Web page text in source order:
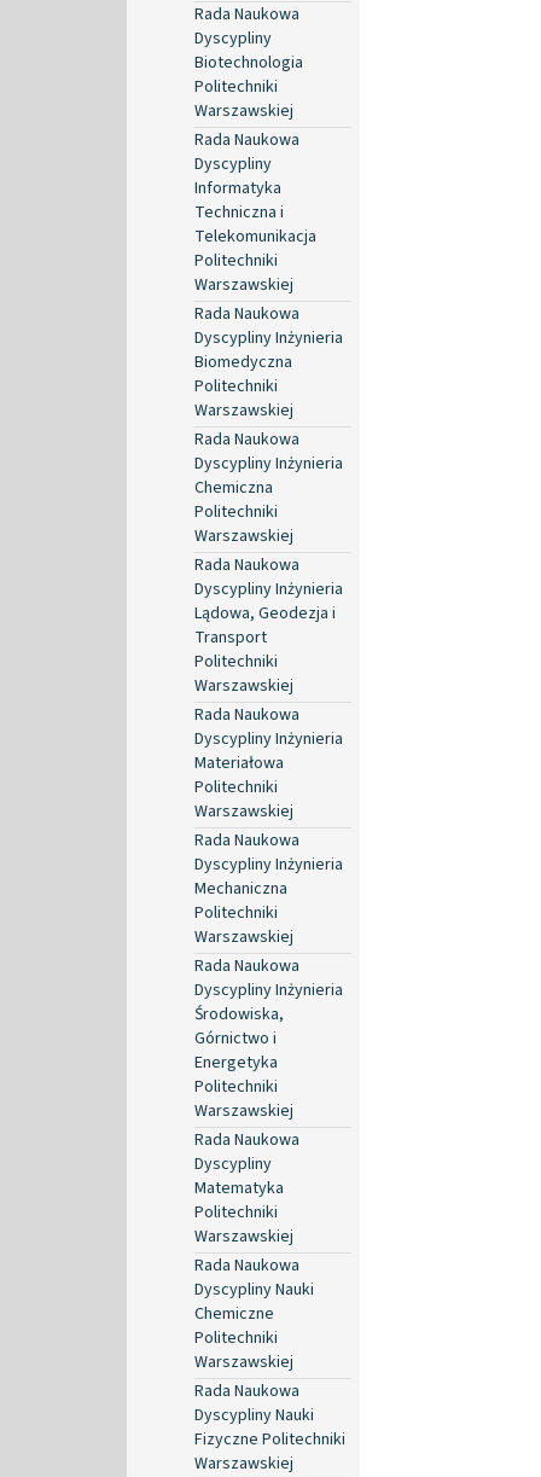
Rada Naukowa
Dyscypliny
Biotechnologia
Politechniki
Warszawskiej
Rada Naukowa
Dyscypliny
Informatyka
Techniczna i
Telekomunikacja
Politechniki
Warszawskiej
Rada Naukowa
Dyscypliny Inżynieria
Biomedyczna
Politechniki
Warszawskiej
Rada Naukowa
Dyscypliny Inżynieria
Chemiczna
Politechniki
Warszawskiej
Rada Naukowa
Dyscypliny Inżynieria
Lądowa, Geodezja i
Transport
Politechniki
Warszawskiej
Rada Naukowa
Dyscypliny Inżynieria
Materiałowa
Politechniki
Warszawskiej
Rada Naukowa
Dyscypliny Inżynieria
Mechaniczna
Politechniki
Warszawskiej
Rada Naukowa
Dyscypliny Inżynieria
Środowiska,
Górnictwo i
Energetyka
Politechniki
Warszawskiej
Rada Naukowa
Dyscypliny
Matematyka
Politechniki
Warszawskiej
Rada Naukowa
Dyscypliny Nauki
Chemiczne
Politechniki
Warszawskiej
Rada Naukowa
Dyscypliny Nauki
Fizyczne Politechniki
Warszawskiej